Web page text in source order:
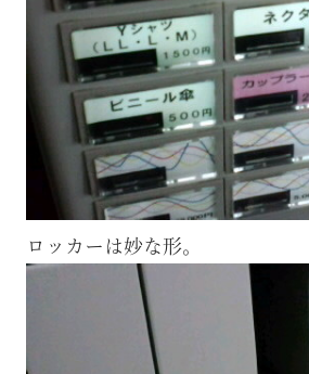
ロッカーは妙な形。